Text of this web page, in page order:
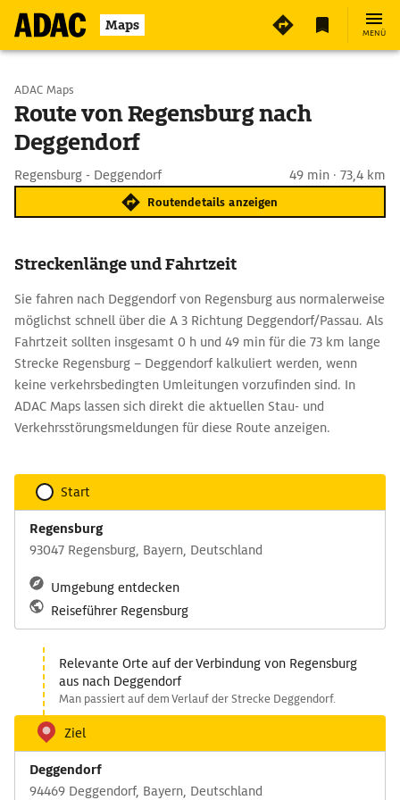
Maps MENÜ
Start wählen
Ziel eingeben
ADAC Maps
Route von Regensburg nach
Deggendorf
Regensburg - Deggendorf 49 min · 73,4 km
Routendetails anzeigen
Streckenlänge und Fahrtzeit
Sie fahren nach Deggendorf von Regensburg aus normalerweise
möglichst schnell über die A 3 Richtung Deggendorf/Passau. Als
Fahrtzeit sollten insgesamt 0 h und 49 min für die 73 km lange
Strecke Regensburg – Deggendorf kalkuliert werden, wenn
keine verkehrsbedingten Umleitungen vorzufinden sind. In
ADAC Maps lassen sich direkt die aktuellen Stau- und
Verkehrsstörungsmeldungen für diese Route anzeigen.
Start
Regensburg
93047 Regensburg, Bayern, Deutschland
Umgebung entdecken
Reiseführer Regensburg
Relevante Orte auf der Verbindung von Regensburg
aus nach Deggendorf
Man passiert auf dem Verlauf der Strecke Deggendorf.
Ziel
Deggendorf
94469 Deggendorf, Bayern, Deutschland